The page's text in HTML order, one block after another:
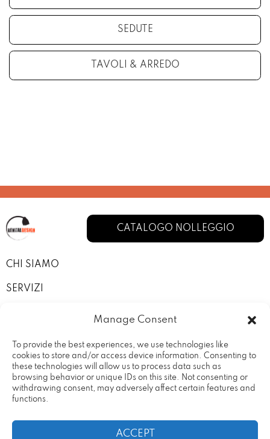
Manage Consent
To provide the best experiences, we use technologies like
cookies to store and/or access device information. Consenting to
these technologies will allow us to process data such as
browsing behavior or unique IDs on this site. Not consenting or
withdrawing consent, may adversely affect certain features and
functions.
ACCEPT
SEDUTE
TAVOLI & ARREDO
CATALOGO NOLLEGGIO
CHI SIAMO
SERVIZI
I NOSTRI ALLESTIMENTI
PRIVACY POLICY
TERMINI E CONDIZIONI